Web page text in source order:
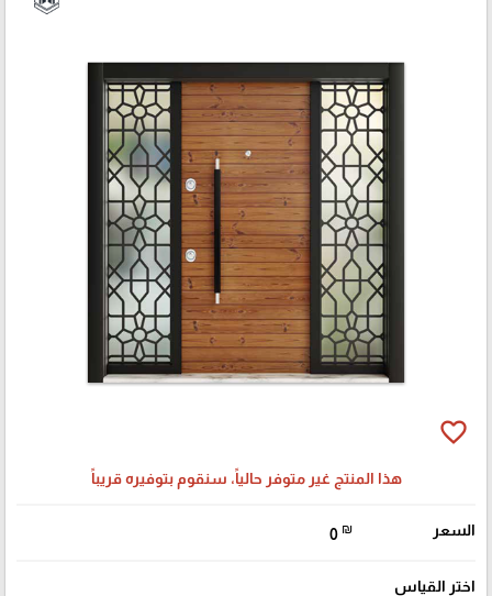
favorite_border
هذا المنتج غير متوفر حالياً، سنقوم بتوفيره قريباً
السعر 0 ₪
اختر القياس